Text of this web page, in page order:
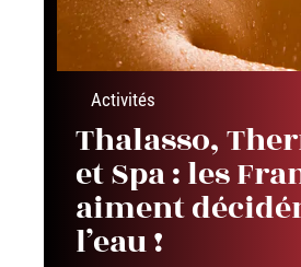
Activités
Thalasso,
et Spa : les
aiment
l’eau !